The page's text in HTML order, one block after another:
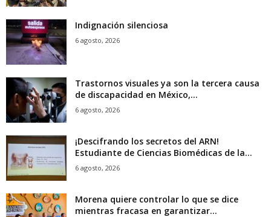
Indignación silenciosa
6 agosto, 2026
Trastornos visuales ya son la tercera causa
de discapacidad en México,...
6 agosto, 2026
¡Descifrando los secretos del ARN!
Estudiante de Ciencias Biomédicas de la...
6 agosto, 2026
Morena quiere controlar lo que se dice
mientras fracasa en garantizar...